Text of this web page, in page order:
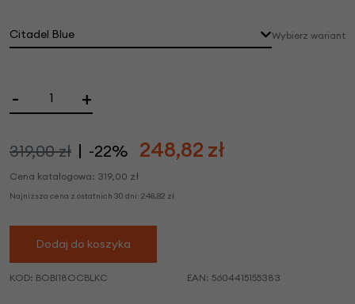
Citadel Blue Wybierz wariant
- +
319,00 zł -22% 248,82 zł
Cena katalogowa: 319,00 zł
Najniższa cena z ostatnich 30 dni: 248,82 zł
Dodaj do koszyka
KOD: BOBI18OCBLKC EAN: 5604415155383